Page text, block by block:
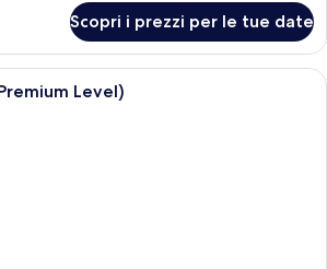
Scopri i prezzi per le tue date
Una camera d'albergo con zona
Level)